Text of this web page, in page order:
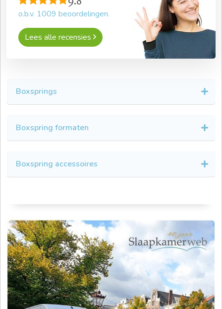
o.b.v. 1009 beoordelingen.
Lees alle recensies
Boxsprings
Boxspring formaten
Boxspring accessoires